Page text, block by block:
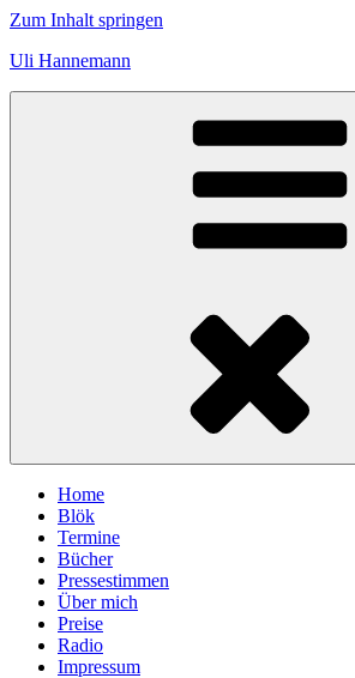
Zum Inhalt springen
Uli Hannemann
Home
Blök
Termine
Bücher
Pressestimmen
Über mich
Preise
Radio
Impressum